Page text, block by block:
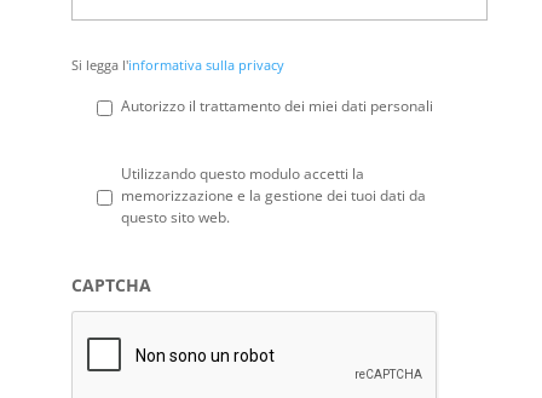
Si
legga
l'informativa
Si legga l'informativa sulla privacy
Autorizzo il trattamento dei miei dati personali
Privacy *
Utilizzando questo modulo accetti la
memorizzazione e la gestione dei tuoi dati da
questo sito web.
CAPTCHA